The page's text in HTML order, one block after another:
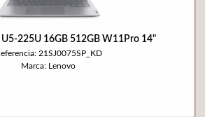
U5-225U 16GB 512GB W11Pro 14"
21SJ0075SP_KD
Marca: Lenovo